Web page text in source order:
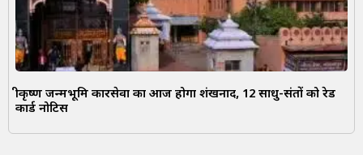
श्रीकृष्ण जन्मभूमि कारसेवा का आज होगा शंखनाद, 12 साधु-संतों को रेड
कार्ड नोटिस